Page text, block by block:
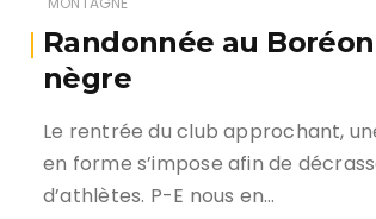
Devenir responsable de
séance
Créer une événement non
officiel sur Spond
Randonnée au
nègre
Le rentrée du club approchant,
en forme s’impose afin de
d’athlètes. P-E nous en…